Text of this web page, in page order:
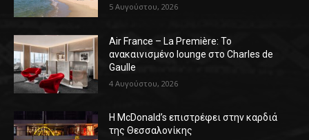
5 Αυγούστου, 2026
Air France – La Première: Το
ανακαινισμένο lounge στο Charles de
Gaulle
4 Αυγούστου, 2026
Η McDonald’s επιστρέφει στην καρδιά
της Θεσσαλονίκης